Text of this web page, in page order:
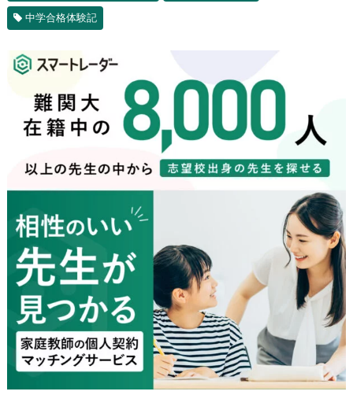
中学合格体験記